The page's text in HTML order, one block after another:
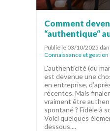
Comment
“authentique“
Publié le 03/10/2025
Connaissance et gestion
L’authenticité (du
est devenue une
en entreprise,
récentes. Mais
vraiment être
spontané ? Fidèle à
Voici quelques
dessous....